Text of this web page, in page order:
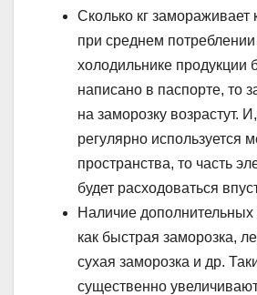
Сколько кг замораживает
при среднем
холодильнике продукции
написано в паспорте, то
на заморозку возрастут.
регулярно используется
пространства, то часть
будет расходоваться
Наличие дополнительных
как быстрая заморозка,
сухая заморозка и др.
существенно